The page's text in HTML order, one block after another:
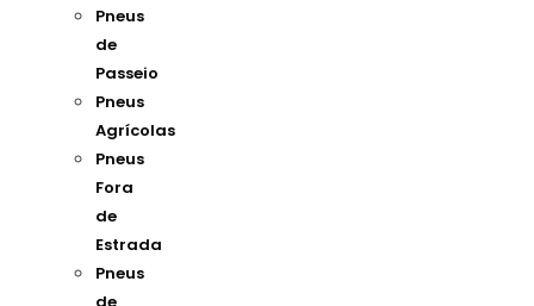
Pneus
de
Passeio
Pneus
Agrícolas
Pneus
Fora
de
Estrada
Pneus
de